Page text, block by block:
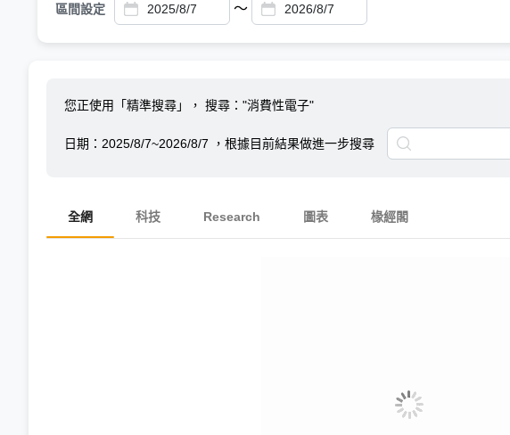
區間設定 ～
您正使用「精準搜尋」， 搜尋："消費性電子"
日期： 2025/8/7~2026/8/7 ，根據目前結果做進一步搜尋
全網 科技 Research 圖表 椽經閣